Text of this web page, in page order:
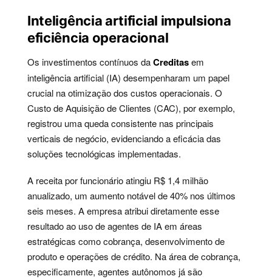
Inteligência artificial impulsiona
eficiência operacional
Os investimentos contínuos daCreditasem
inteligência artificial (IA) desempenharam um papel
crucial na otimização dos custos operacionais. O
Custo de Aquisição de Clientes (CAC), por exemplo,
registrou uma queda consistente nas principais
verticais de negócio, evidenciando a eficácia das
soluções tecnológicas implementadas.
A receita por funcionário atingiu R$ 1,4 milhão
anualizado, um aumento notável de 40% nos últimos
seis meses. A empresa atribui diretamente esse
resultado ao uso de agentes de IA em áreas
estratégicas como cobrança, desenvolvimento de
produto e operações de crédito. Na área de cobrança,
especificamente, agentes autônomos já são